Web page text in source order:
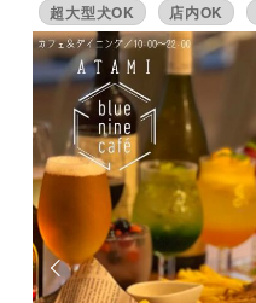
超大型犬OK 店内OK